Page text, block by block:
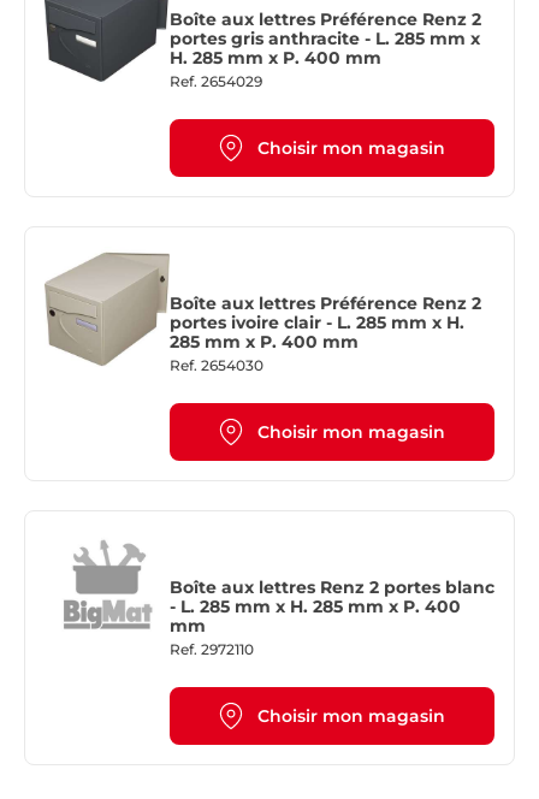
Boîte aux lettres Préférence Renz 2
portes gris anthracite - L. 285 mm x
H. 285 mm x P. 400 mm
Ref. 2654029
Choisir mon magasin
Boîte aux lettres Préférence Renz 2
portes ivoire clair - L. 285 mm x H.
285 mm x P. 400 mm
Ref. 2654030
Choisir mon magasin
Boîte aux lettres Renz 2 portes blanc
- L. 285 mm x H. 285 mm x P. 400
mm
Ref. 2972110
Choisir mon magasin